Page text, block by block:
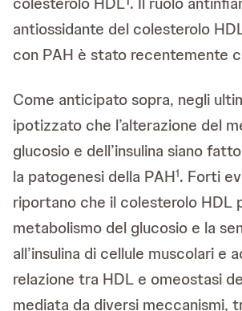
antiossidante del colesterolo
con PAH è stato recentemente
Come anticipato sopra, negli
ipotizzato che l’alterazione del
glucosio e dell’insulina siano
la patogenesi della PAH1. Forti
riportano che il colesterolo HDL
metabolismo del glucosio e la
all’insulina di cellule muscolari e
relazione tra HDL e omeostasi
mediata da diversi meccanismi,